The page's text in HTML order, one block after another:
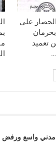
على
بحرمان
تعميد
واسع ورفض